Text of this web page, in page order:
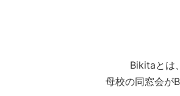
Bikitaとは
母校の同窓会が